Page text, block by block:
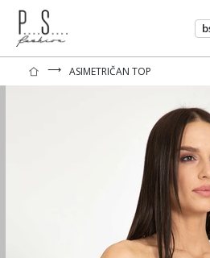
⟶ ASIMETRIČAN TOP